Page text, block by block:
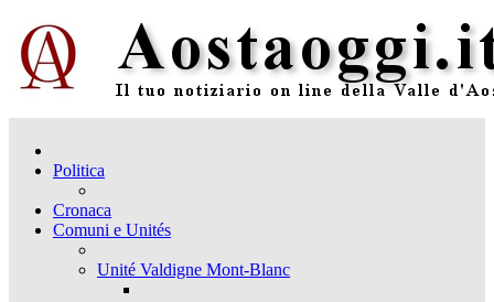
Politica
Cronaca
Comuni e Unités
Unité Valdigne Mont-Blanc